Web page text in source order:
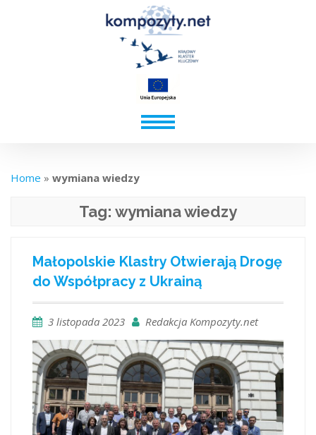
Home » wymiana wiedzy
Tag: wymiana wiedzy
Małopolskie Klastry Otwierają Drogę
do Współpracy z Ukrainą
3 listopada 2023 Redakcja Kompozyty.net